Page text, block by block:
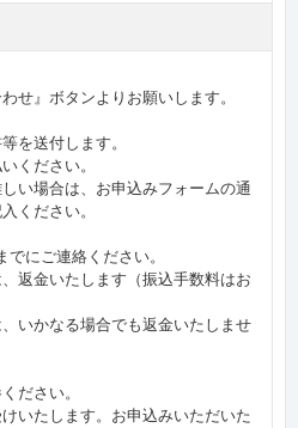
せ』ボタンよりお願いします。
を送付します。
ください。
い場合は、お申込みフォームの通
ください。
にご連絡ください。
返金いたします（振込手数料はお
いかなる場合でも返金いたしませ
ださい。
いたします。お申込みいただいた